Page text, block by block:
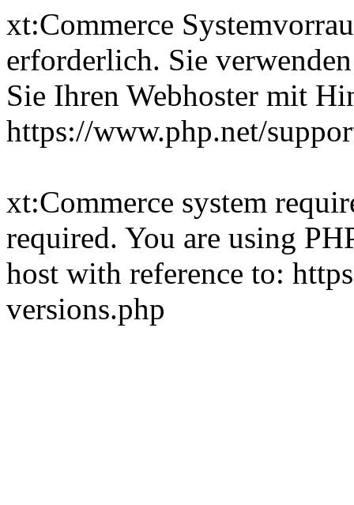
xt:Commerce
erforderlich. Sie
Sie Ihren Webhoster mit
https://www.php.net/
xt:Commerce system
required. You are using
host with reference to:
versions.php